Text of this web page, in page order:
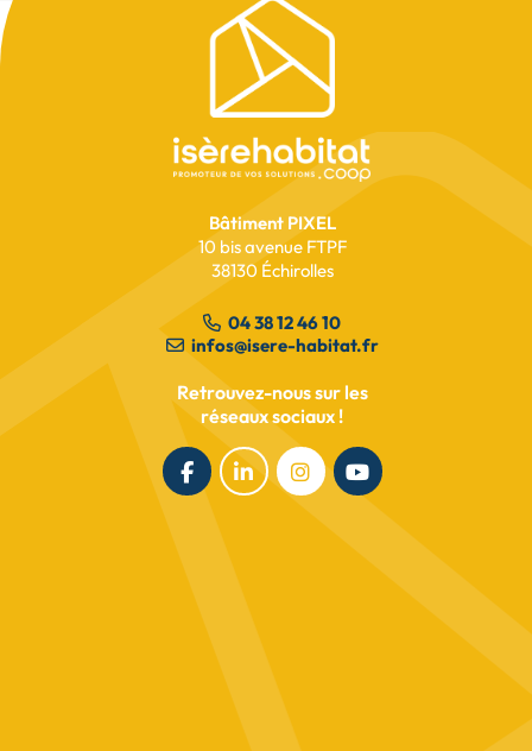
Livraison - La Luna -
Villefontaine
DERNIÈRES OPPORTUNITÉS
Dernières opportunités -
Villefontaine - La Luna
Pied
de
page
Bâtiment PIXEL
10 bis avenue FTPF
38130 Échirolles
04 38 12 46 10
infos@isere-habitat.fr
Retrouvez-nous sur les
réseaux sociaux !